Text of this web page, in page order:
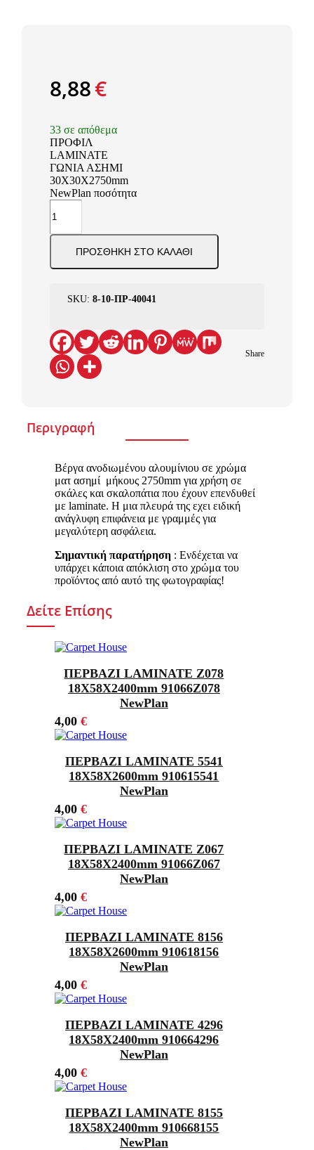
8,88€
33 σε απόθεμα
ΠΡΟΦΙΛ
LAMINATE
ΓΩΝΙΑ ΑΣΗΜΙ
30Χ30Χ2750mm
NewPlan ποσότητα
ΠΡΟΣΘΉΚΗ ΣΤΟ ΚΑΛΆΘΙ
SKU: 8-10-ΠΡ-40041
Share
Περιγραφή
Βέργα ανοδιωμένου αλουμίνιου σε χρώμα
ματ ασημί μήκους 2750mm για χρήση σε
σκάλες και σκαλοπάτια που έχουν επενδυθεί
με laminate. Η μια πλευρά της εχει ειδική
ανάγλυφη επιφάνεια με γραμμές για
μεγαλύτερη ασφάλεια.
Σημαντική παρατήρηση: Ενδέχεται να
υπάρχει κάποια απόκλιση στο χρώμα του
προϊόντος από αυτό της φωτογραφίας!
Δείτε Επίσης
ΠΕΡΒΑΖΙ LAMINATE Z078
18Χ58X2400mm 91066Z078
NewPlan
4,00 €
ΠΕΡΒΑΖΙ LAMINATE 5541
18Χ58X2600mm 910615541
NewPlan
4,00 €
ΠΕΡΒΑΖΙ LAMINATE Z067
18Χ58X2400mm 91066Z067
NewPlan
4,00 €
ΠΕΡΒΑΖΙ LAMINATE 8156
18Χ58X2600mm 910618156
NewPlan
4,00 €
ΠΕΡΒΑΖΙ LAMINATE 4296
18Χ58X2400mm 910664296
NewPlan
4,00 €
ΠΕΡΒΑΖΙ LAMINATE 8155
18Χ58X2400mm 910668155
NewPlan